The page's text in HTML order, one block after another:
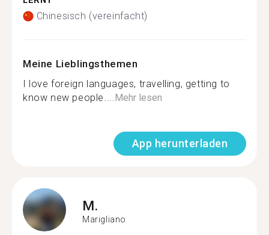
Chinesisch (vereinfacht)
Meine Lieblingsthemen
I love foreign languages, travelling, getting to
know new people....Mehr lesen
App herunterladen
M.
Marigliano